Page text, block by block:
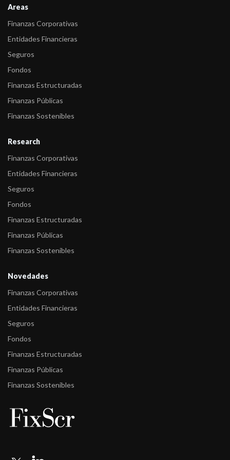
Areas
Finanzas Corporativas
Entidades Financieras
Seguros
Fondos
Finanzas Estructuradas
Finanzas Públicas
Finanzas Sostenibles
Research
Finanzas Corporativas
Entidades Financieras
Seguros
Fondos
Finanzas Estructuradas
Finanzas Públicas
Finanzas Sostenibles
Novedades
Finanzas Corporativas
Entidades Financieras
Seguros
Fondos
Finanzas Estructuradas
Finanzas Públicas
Finanzas Sostenibles